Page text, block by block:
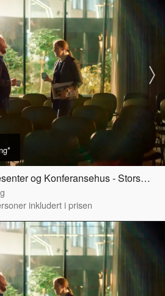
INC. Økern Portal Møtesenter og Konferansehus - Storsalen
inkludert i prisen